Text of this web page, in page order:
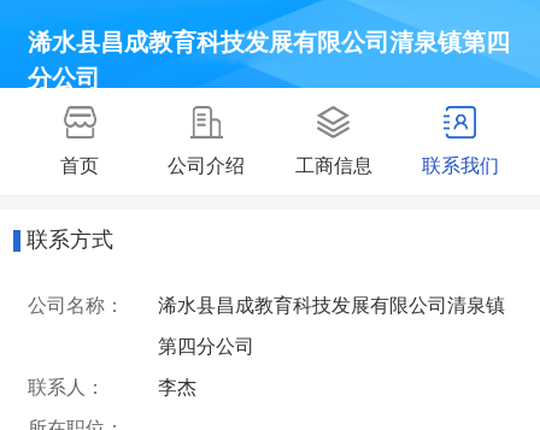
浠水县昌成教育科技发展有限公司清泉镇第四
分公司
首页 公司介绍 工商信息 联系我们
联系方式
公司名称：
浠水县昌成教育科技发展有限公司清泉镇
第四分公司
联系人：
李杰